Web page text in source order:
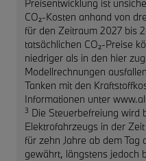
Preisentwicklung ist
CO₂-Kosten anhand von
für den Zeitraum 2027 bis
tatsächlichen CO₂-Preise
niedriger als in den hier
Modellrechnungen
Tanken mit den
Informationen unter
3 Die Steuerbefreiung wird
Elektrofahrzeugs in der
für zehn Jahre ab dem
gewährt, längstens jedoch